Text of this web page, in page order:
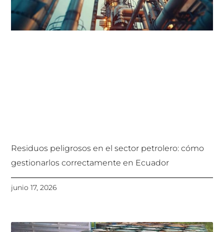
Residuos peligrosos en el sector petrolero: cómo
gestionarlos correctamente en Ecuador
junio 17, 2026